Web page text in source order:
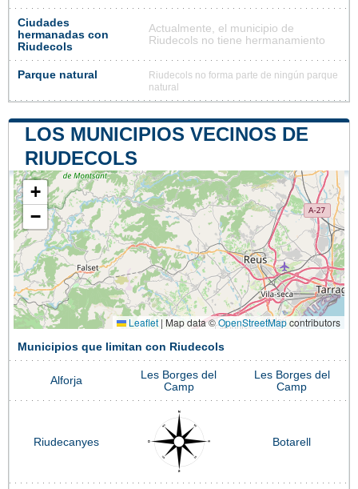
Ciudades
hermanadas con
Riudecols
Actualmente, el municipio de
Riudecols no tiene hermanamiento
Parque natural
Riudecols no forma parte de ningún parque
natural
LOS MUNICIPIOS VECINOS DE
RIUDECOLS
+
−
Leaflet | Map data ©OpenStreetMapcontributors
Municipios que limitan con Riudecols
Alforja
Les Borges del
Camp
Les Borges del
Camp
Riudecanyes Botarell